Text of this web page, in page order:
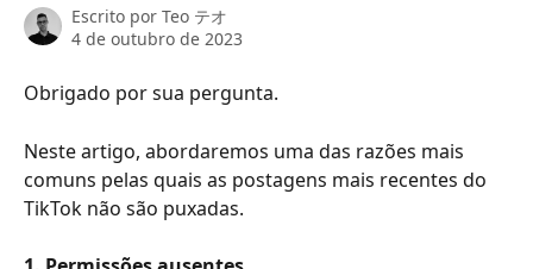
Escrito por Teo テオ
4 de outubro de 2023
Obrigado por sua pergunta.
Neste artigo, abordaremos uma das razões mais
comuns pelas quais as postagens mais recentes do
TikTok não são puxadas.